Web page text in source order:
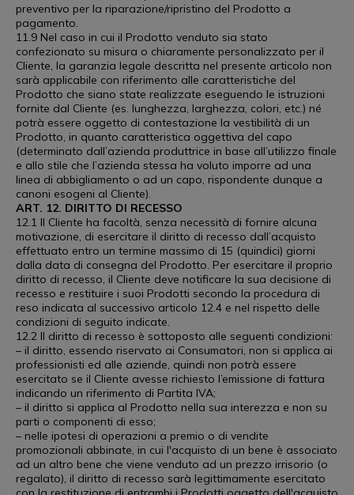
preventivo per la riparazione/ripristino del Prodotto a
pagamento.
11.9 Nel caso in cui il Prodotto venduto sia stato
confezionato su misura o chiaramente personalizzato per il
Cliente, la garanzia legale descritta nel presente articolo non
sarà applicabile con riferimento alle caratteristiche del
Prodotto che siano state realizzate eseguendo le istruzioni
fornite dal Cliente (es. lunghezza, larghezza, colori, etc.) né
potrà essere oggetto di contestazione la vestibilità di un
Prodotto, in quanto caratteristica oggettiva del capo
(determinato dall’azienda produttrice in base all’utilizzo finale
e allo stile che l’azienda stessa ha voluto imporre ad una
linea di abbigliamento o ad un capo, rispondente dunque a
canoni esogeni al Cliente).
ART. 12. DIRITTO DI RECESSO
12.1 Il Cliente ha facoltà, senza necessità di fornire alcuna
motivazione, di esercitare il diritto di recesso dall’acquisto
effettuato entro un termine massimo di 15 (quindici) giorni
dalla data di consegna del Prodotto. Per esercitare il proprio
diritto di recesso, il Cliente deve notificare la sua decisione di
recesso e restituire i suoi Prodotti secondo la procedura di
reso indicata al successivo articolo 12.4 e nel rispetto delle
condizioni di seguito indicate.
12.2 Il diritto di recesso è sottoposto alle seguenti condizioni:
– il diritto, essendo riservato ai Consumatori, non si applica ai
professionisti ed alle aziende, quindi non potrà essere
esercitato se il Cliente avesse richiesto l’emissione di fattura
indicando un riferimento di Partita IVA;
– il diritto si applica al Prodotto nella sua interezza e non su
parti o componenti di esso;
– nelle ipotesi di operazioni a premio o di vendite
promozionali abbinate, in cui l'acquisto di un bene è associato
ad un altro bene che viene venduto ad un prezzo irrisorio (o
regalato), il diritto di recesso sarà legittimamente esercitato